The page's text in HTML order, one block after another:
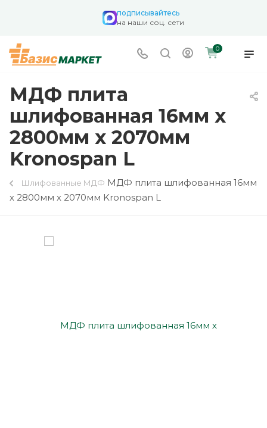
подписывайтесь
на наши соц. сети
0
МДФ плита
шлифованная 16мм х
2800мм х 2070мм
Kronospan L
Шлифованные МДФ МДФ плита шлифованная 16мм
х 2800мм х 2070мм Kronospan L